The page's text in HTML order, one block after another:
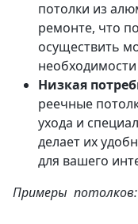
потолки из
ремонте, что
осуществить
Низкая
реечные
ухода и
делает их
для вашего
Примеры потолков: